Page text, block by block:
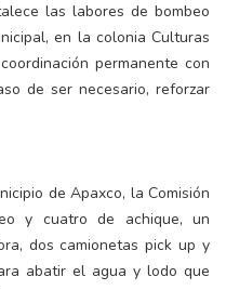
las labores de bombeo
en la colonia Culturas
permanente con
de ser necesario, reforzar
de Apaxco, la Comisión
y cuatro de achique, un
dos camionetas pick up y
abatir el agua y lodo que